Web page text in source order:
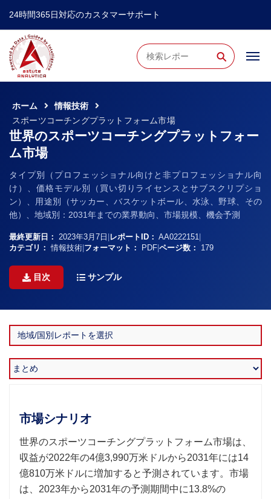
24時間365日対応のカスタマーサポート
⚲
ホーム
情報技術
スポーツコーチングプラットフォーム市場
世界のスポーツコーチングプラットフォー
ム市場
タイプ別（プロフェッショナル向けと非プロフェッショナル向
け）、価格モデル別（買い切りライセンスとサブスクリプショ
ン）、用途別（サッカー、バスケットボール、水泳、野球、その
他）、地域別：2031年までの業界動向、市場規模、機会予測
最終更新日： 2023年3月7日 レポートID： AA0222151
カテゴリ： 情報技術 フォーマット： PDF ページ数： 179
目次 サンプル
市場シナリオ
世界のスポーツコーチングプラットフォーム市場は、
収益が2022年の4億3,990万米ドルから2031年には14
億810万米ドルに増加すると予測されています。市場
は、2023年から2031年の予測期間中に13.8%の